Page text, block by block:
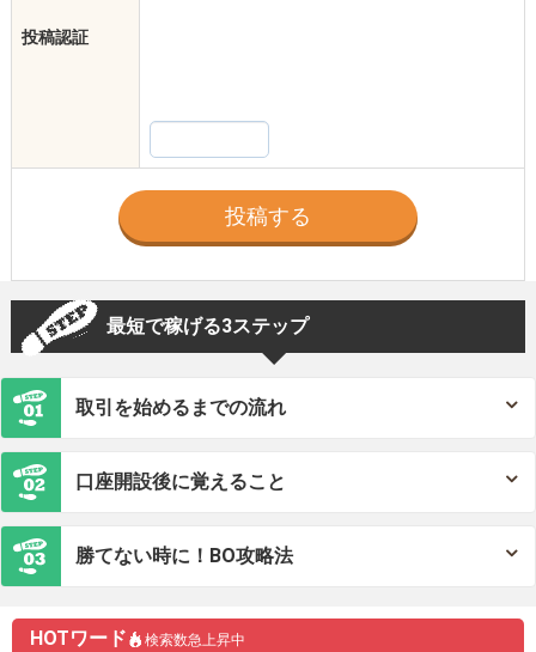
投稿認証
最短で稼げる3ステップ
取引を始めるまでの流れ
口座開設後に覚えること
勝てない時に！BO攻略法
HOTワード 検索数急上昇中